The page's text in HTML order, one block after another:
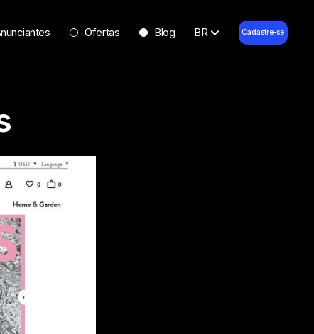
Ofertas Blog BR Cadastre-se